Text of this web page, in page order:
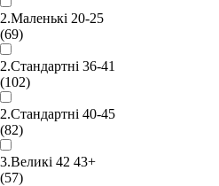
2.Маленькі 20-25
(69)
2.Стандартні 36-41
(102)
2.Стандартні 40-45
(82)
3.Великі 42 43+
(57)